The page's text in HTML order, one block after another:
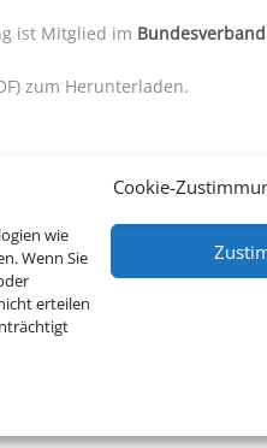
Cookie-
wie
Wenn Sie
erteilen
ist Mitglied im
zum Herunterladen.